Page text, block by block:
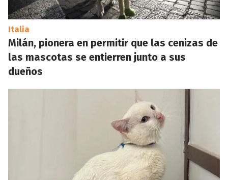
Italia
Milán, pionera en permitir que las cenizas de
las mascotas se entierren junto a sus
dueños